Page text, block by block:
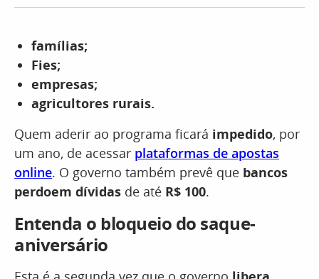
famílias;
Fies;
empresas;
agricultores rurais.
Quem aderir ao programa ficará impedido, por
um ano, de acessar plataformas de apostas
online. O governo também prevê que bancos
perdoem dívidas de até R$ 100.
Entenda o bloqueio do saque-
aniversário